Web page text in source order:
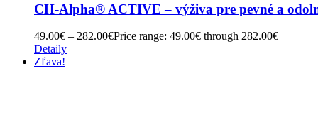
CH-Alpha® ACTIVE – výživa pre pevné a
49.00€ – 282.00€Price range: 49.00€ through 282.00€
Detaily
Zľava!